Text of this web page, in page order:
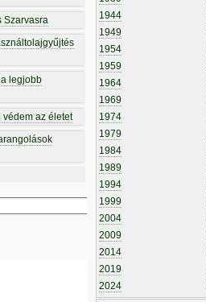
Szarvasra
legjobb
védem az életet
1944
1949
1954
1959
1964
1969
1974
1979
1984
1989
1994
1999
2004
2009
2014
2019
2024